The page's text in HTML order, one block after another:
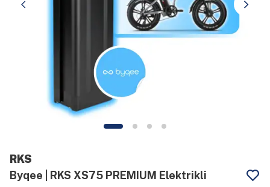
RKS
Byqee | RKS XS75 PREMIUM Elektrikli